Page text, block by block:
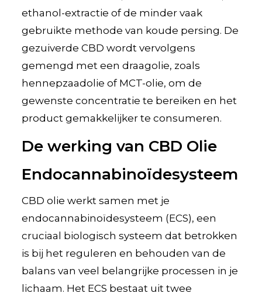
ethanol-extractie of de minder vaak
gebruikte methode van koude persing. De
gezuiverde CBD wordt vervolgens
gemengd met een draagolie, zoals
hennepzaadolie of MCT-olie, om de
gewenste concentratie te bereiken en het
product gemakkelijker te consumeren.
De werking van CBD Olie
Endocannabinoïdesysteem
CBD olie werkt samen met je
endocannabinoïdesysteem (ECS), een
cruciaal biologisch systeem dat betrokken
is bij het reguleren en behouden van de
balans van veel belangrijke processen in je
lichaam. Het ECS bestaat uit twee